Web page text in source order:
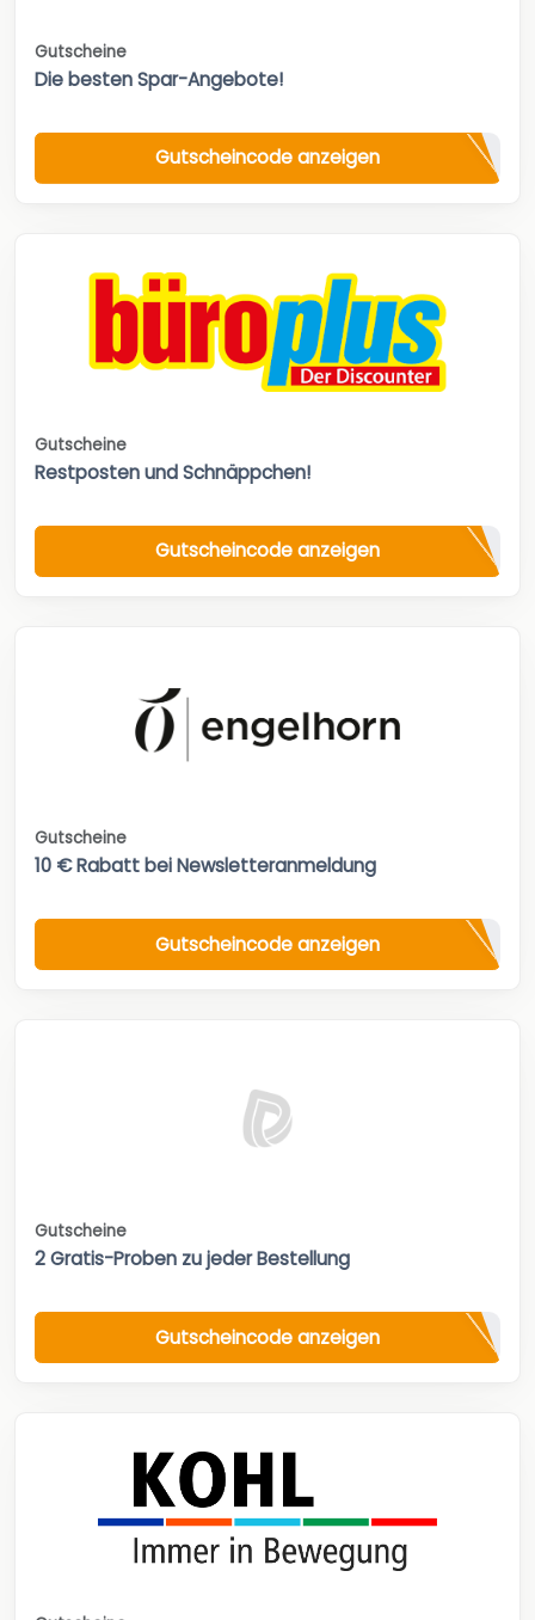
Gutscheine
Die besten Spar-Angebote!
Gutscheincode anzeigen
Gutscheine
Restposten und Schnäppchen!
Gutscheincode anzeigen
Gutscheine
10 € Rabatt bei Newsletteranmeldung
Gutscheincode anzeigen
Gutscheine
2 Gratis-Proben zu jeder Bestellung
Gutscheincode anzeigen